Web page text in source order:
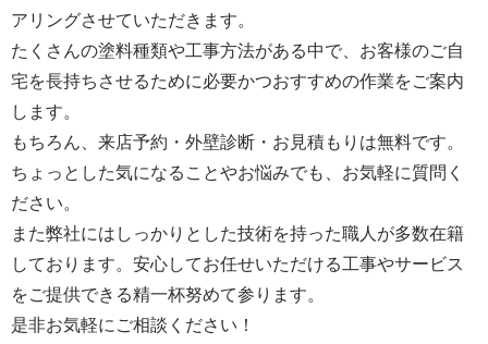
アリングさせていただきます。
たくさんの塗料種類や工事方法がある中で、お客様のご自
宅を長持ちさせるために必要かつおすすめの作業をご案内
します。
もちろん、来店予約・外壁診断・お見積もりは無料です。
ちょっとした気になることやお悩みでも、お気軽に質問く
ださい。
また弊社にはしっかりとした技術を持った職人が多数在籍
しております。安心してお任せいただける工事やサービス
をご提供できる精一杯努めて参ります。
是非お気軽にご相談ください！